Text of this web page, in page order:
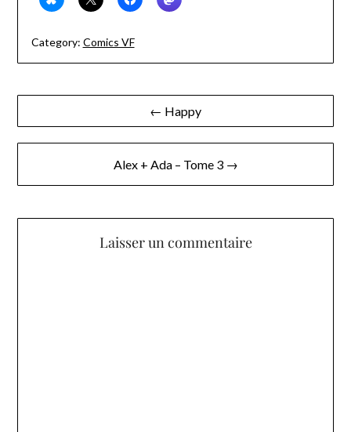
Category: Comics VF
Navigation
de
← Happy
Alex + Ada – Tome 3 →
Laisser un commentaire